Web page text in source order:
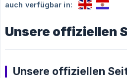
auch verfügbar in:
Unsere offiziellen
Unsere offiziellen